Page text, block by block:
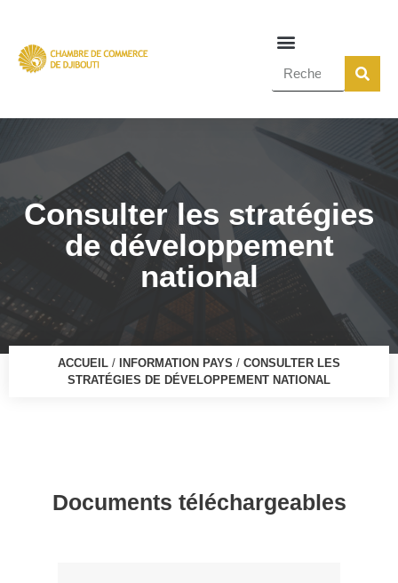
Consulter les stratégies
de développement
national
ACCUEIL / INFORMATION PAYS / CONSULTER LES
STRATÉGIES DE DÉVELOPPEMENT NATIONAL
Documents téléchargeables